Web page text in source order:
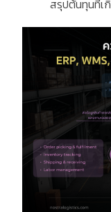
สรุปต้นทุนที่เ